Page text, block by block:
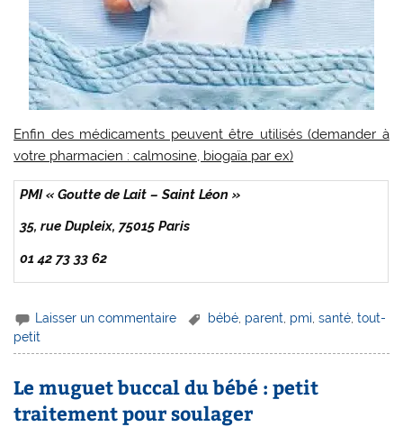
Enfin des médicaments peuvent être utilisés (demander à
votre pharmacien : calmosine, biogaïa par ex)
PMI « Goutte de Lait – Saint Léon »
35, rue Dupleix, 75015 Paris
01 42 73 33 62
Laisser un commentaire bébé parent pmi ,santé ,tout-
petit
Le muguet buccal du bébé : petit
traitement pour soulager